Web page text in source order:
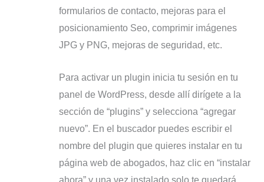
formularios de contacto, mejoras para el
posicionamiento Seo, comprimir imágenes
JPG y PNG, mejoras de seguridad, etc.
Para activar un plugin inicia tu sesión en tu
panel de WordPress, desde allí dirígete a la
sección de “plugins” y selecciona “agregar
nuevo”. En el buscador puedes escribir el
nombre del plugin que quieres instalar en tu
página web de abogados, haz clic en “instalar
ahora” y una vez instalado solo te quedará